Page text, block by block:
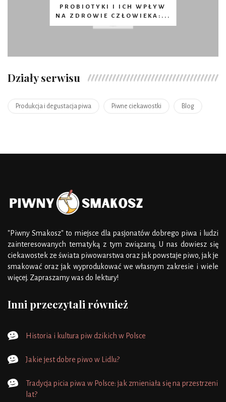
PROBIOTYKI I ICH WPŁYW
NA ZDROWIE CZŁOWIEKA:...
Działy serwisu
Produkcja i degustacja piwa Piwne ciekawostki Blog
"Piwny Smakosz" to miejsce dla pasjonatów dobrego piwa i ludzi
zainteresowanych tematyką z tym związaną. U nas dowiesz się
ciekawostek ze świata piwowarstwa oraz jak powstaje piwo, jak je
smakować oraz jak wyprodukować we własnym zakresie i wiele
więcej. Zapraszamy was do lektury!
Inni przeczytali również
Historia i kultura piw dzikich w Polsce
Jakie jest dobre piwo w Lidlu?
Tradycja picia piwa w Polsce: jak zmieniała się na przestrzeni
lat?